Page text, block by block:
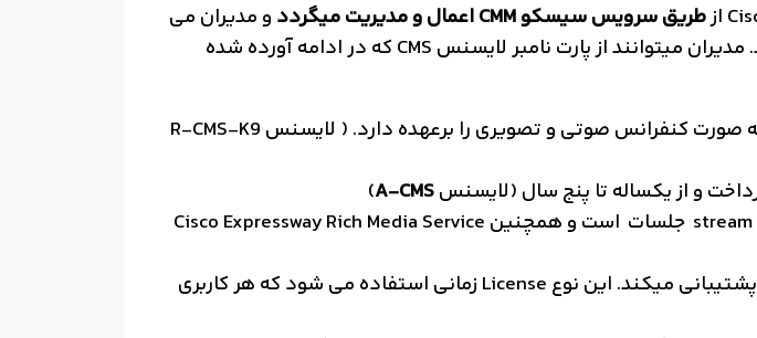
طریق سرویس سیسکو CMM اعمال و مدیریت میگردد
و مدیران می
بایست برای بهره برداری از لایسنس CMS از این محصول استفاده نمایند. مدیران میتوانند از پارت نامبر لایسنس CMS که در ادامه آورده شده
فعالسازی برقراری تماس ها به صورت کنفرانس صوتی و تصویری را برعهده دارد. ( لایسنس R-CMS-K9
و از یکساله تا پنج سال (لایسنسA-CMS
)
شامل جلسات نامحدود، ضبط جلسات و stream جلسات است و همچنین Cisco Expressway Rich Media Service
قابلیت Personal Multiparty Meetings را پشتیبانی میکند. این نوع License زمانی استفاده می شود که هر کاربری